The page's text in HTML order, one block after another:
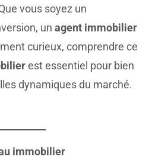
vous soyez un
un agent immobilier
curieux, comprendre ce
est essentiel pour bien
dynamiques du marché.
immobilier